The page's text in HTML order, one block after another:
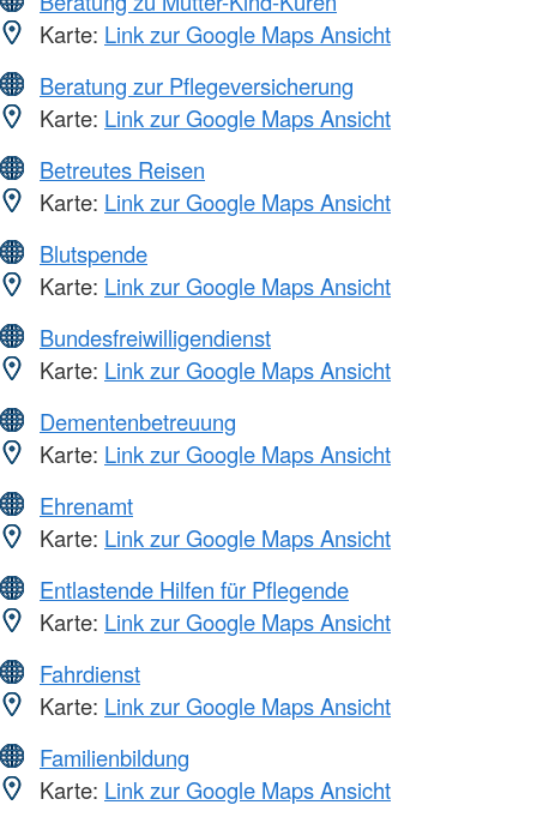
Karte: Link zur Google Maps Ansicht
Beratung zur Pflegeversicherung
Karte: Link zur Google Maps Ansicht
Betreutes Reisen
Karte: Link zur Google Maps Ansicht
Blutspende
Karte: Link zur Google Maps Ansicht
Bundesfreiwilligendienst
Karte: Link zur Google Maps Ansicht
Dementenbetreuung
Karte: Link zur Google Maps Ansicht
Ehrenamt
Karte: Link zur Google Maps Ansicht
Entlastende Hilfen für Pflegende
Karte: Link zur Google Maps Ansicht
Fahrdienst
Karte: Link zur Google Maps Ansicht
Familienbildung
Karte: Link zur Google Maps Ansicht